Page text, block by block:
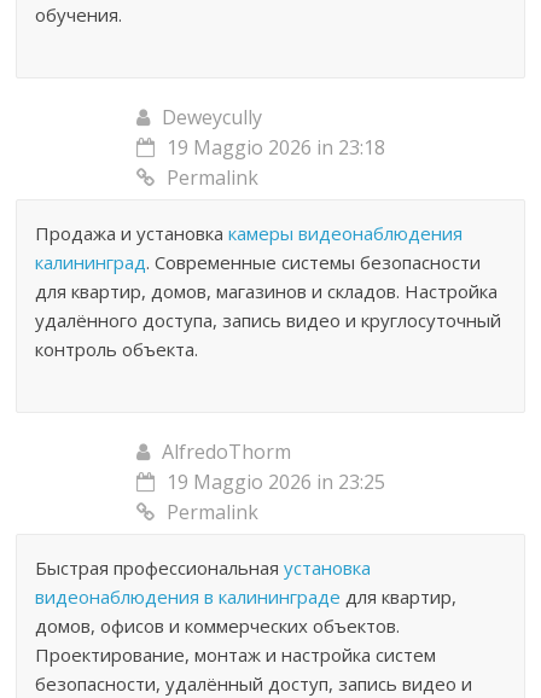
обучения.
Deweycully
19 Maggio 2026 in 23:18
Permalink
Продажа и установкакамеры видеонаблюдения
калининград. Современные системы безопасности
для квартир, домов, магазинов и складов. Настройка
удалённого доступа, запись видео и круглосуточный
контроль объекта.
AlfredoThorm
19 Maggio 2026 in 23:25
Permalink
Быстрая профессиональнаяустановка
видеонаблюдения в калининграде для квартир,
домов, офисов и коммерческих объектов.
Проектирование, монтаж и настройка систем
безопасности, удалённый доступ, запись видео и